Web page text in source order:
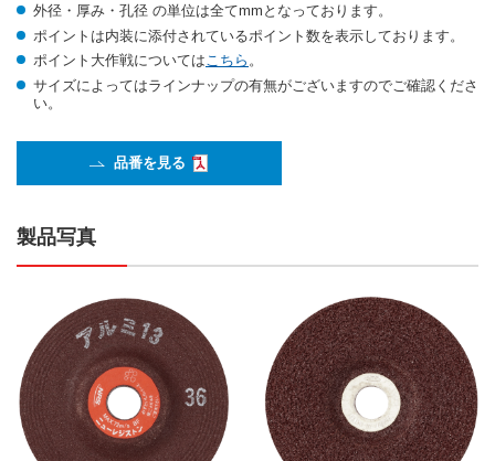
外径・厚み・孔径 の単位は全てmmとなっております。
ポイントは内装に添付されているポイント数を表示しております。
ポイント大作戦についてはこちら 。
サイズによってはラインナップの有無がございますのでご確認くださ
い。
品番を見る
製品写真